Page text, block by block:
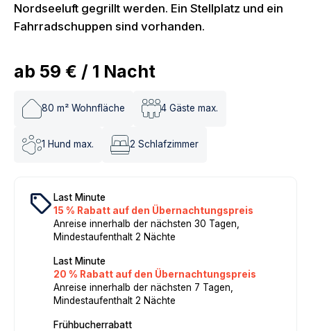
Nordseeluft gegrillt werden. Ein Stellplatz und ein
Fahrradschuppen sind vorhanden.
ab 59 € / 1 Nacht
80 m² Wohnfläche 4 Gäste max.
1 Hund max. 2 Schlafzimmer
local_offer Last Minute
15 % Rabatt auf den Übernachtungspreis
Anreise innerhalb der nächsten 30 Tagen,
Mindestaufenthalt 2 Nächte
Last Minute
20 % Rabatt auf den Übernachtungspreis
Anreise innerhalb der nächsten 7 Tagen,
Mindestaufenthalt 2 Nächte
Frühbucherrabatt